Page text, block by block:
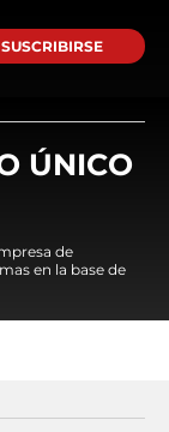
SUSCRIBIRSE
ÚNICO
de
en la base de